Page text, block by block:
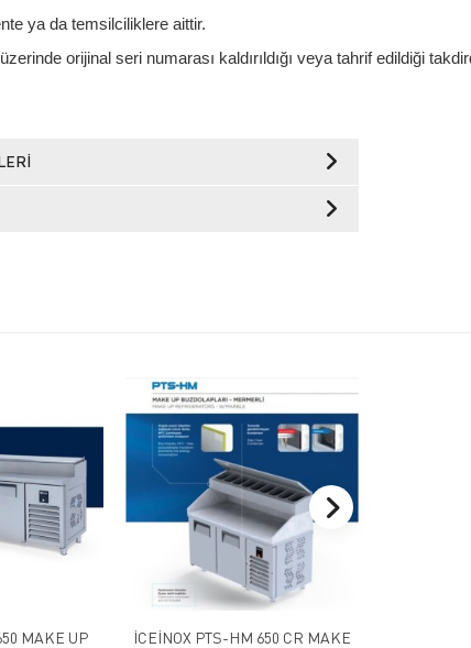
ya da temsilciliklere aittir.
orijinal seri numarası kaldırıldığı veya tahrif edildiği
İCEİNOX PTS-HM 650 CR MAKE